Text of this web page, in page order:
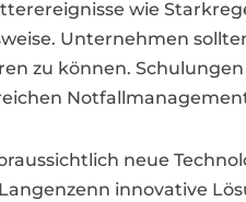
wie
Unternehmen
zu können.
neue
innovative